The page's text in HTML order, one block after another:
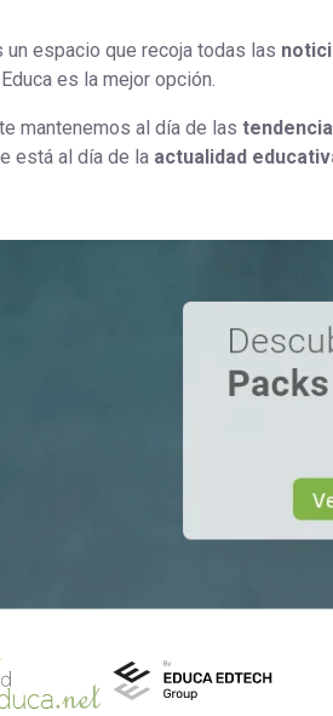
un espacio que recoja todas las
es la mejor opción.
mantenemos al día de las
está al día de la actualidad